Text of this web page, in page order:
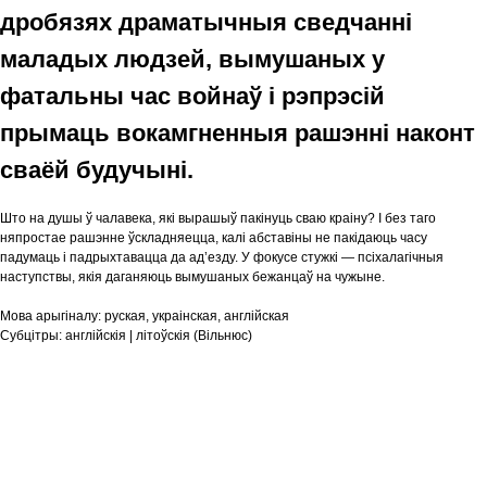
дробязях драматычныя сведчанні
маладых людзей, вымушаных у
фатальны час войнаў і рэпрэсій
прымаць вокамгненныя рашэнні наконт
сваёй будучыні.
Што на душы ў чалавека, які вырашыў пакінуць сваю краіну? І без таго
няпростае рашэнне ўскладняецца, калі абставіны не пакідаюць часу
падумаць і падрыхтавацца да ад’езду. У фокусе стужкі — псіхалагічныя
наступствы, якія даганяюць вымушаных бежанцаў на чужыне.
Мова арыгіналу: руская, украінская, англійская
Субцітры: англійскія | літоўскія (Вільнюс)